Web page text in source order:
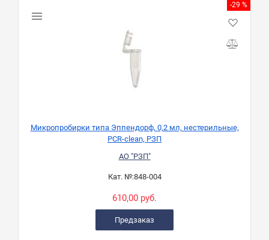
-29 %
Микропробирки типа Эппендорф, 0,2 мл, нестерильные,
PCR-clean, РЗП
АО "РЗП"
Кат. №:848-004
610,00 руб.
Предзаказ